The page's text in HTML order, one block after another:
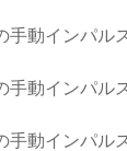
手動インパル
手動インパル
手動インパル